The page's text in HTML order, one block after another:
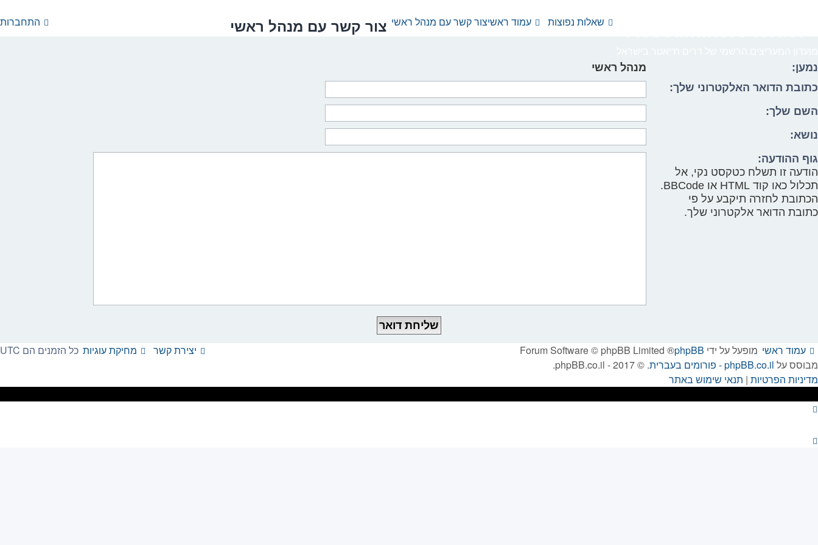
שאלות נפוצות התחברות עמוד ראשיצור קשר עם מנהל ראשי צור קשר עם מנהל ראשי
נמען:
מנהל ראשי
כתובת הדואר האלקטרוני שלך:
השם שלך:
נושא:
גוף ההודעה:
הודעה זו תשלח כטקסט נקי, אל
תכלול כאו קוד HTML או BBCode.
הכתובת לחזרה תיקבע על פי
כתובת הדואר אלקטרוני שלך.
עמוד ראשי כל הזמנים הם UTC מחיקת עוגיות יצירת קשר מופעל על ידי phpBB
® Forum Software © phpBB Limited
מבוסס על phpBB.co.il - פורומים בעברית
. © 2017 - phpBB.co.il.
מדיניות הפרטיות | תנאי שימוש באתר